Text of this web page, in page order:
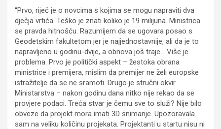
“Prvo, riječ je o novcima s kojima se mogu napraviti dva
dječja vrtića. Teško je znati koliko je 19 milijuna. Ministrica
se pravda hitnošću. Razumijem da se ugovara posao s
Geodetskim fakultetom jer je najjednostavnije, ali da je to
napravljeno u godinu-dvije, a obnova još traje… Više je
problema. Prvo je politički aspekt – žestoka obrana
ministrice i premijera, mislim da premijer ne želi europske
istražitelje da se ne sramoti. Drugo je stručni okvir
Ministarstva – nakon godinu dana nitko nije rekao da se
provjere podaci. Treća stvar je čemu sve to služi? Nije bilo
obveze da projekt mora imati 3D snimanje. Upozoravala
sam na veliku količinu projekata. Projektanti u startu nisu ni